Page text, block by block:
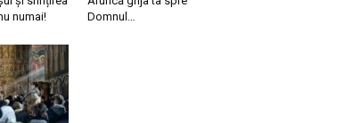
numai!
Domnul…